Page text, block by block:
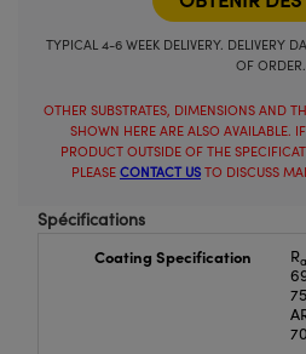
TYPICAL 4-6 WEEK DELIVERY. DELIVERY
OF ORDER.
OTHER SUBSTRATES, DIMENSIONS AND
SHOWN HERE ARE ALSO AVAILABLE.
PRODUCT OUTSIDE OF THE
PLEASE CONTACT US TO DISCUSS
Spécifications
Coating Specification R